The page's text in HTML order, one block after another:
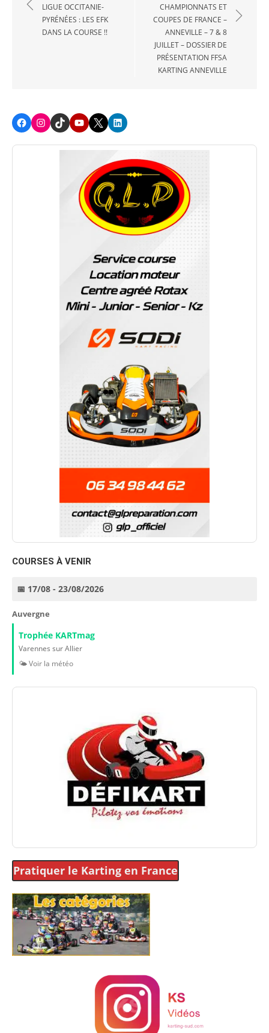
de
l’article
LIGUE OCCITANIE-
PYRÉNÉES : LES EFK
DANS LA COURSE !!
CHAMPIONNATS ET
COUPES DE FRANCE –
ANNEVILLE – 7 & 8
JUILLET – DOSSIER DE
PRÉSENTATION FFSA
KARTING ANNEVILLE
FacebookInstagram
TikTokYoutube
X LinkedIn
COURSES À VENIR
📅 17/08 - 23/08/2026
Auvergne
Trophée KARTmag
Varennes sur Allier
🌤️ Voir la météo
Pratiquer le Karting en France